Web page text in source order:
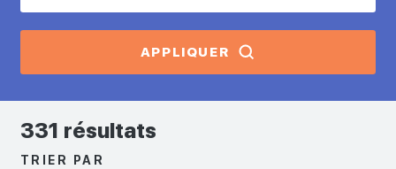
APPLIQUER
331 résultats
TRIER PAR